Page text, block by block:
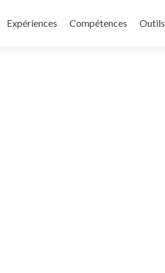
to
Expériences Compétences Outils